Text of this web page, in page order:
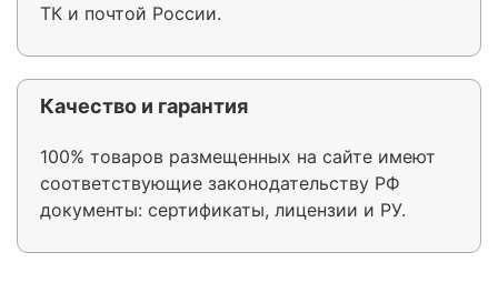
ТК и почтой России.
Качество и гарантия
100% товаров размещенных на сайте имеют
соответствующие законодательству РФ
документы: сертификаты, лицензии и РУ.